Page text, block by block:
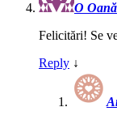
O Oană
Felicitări! Se
Reply ↓